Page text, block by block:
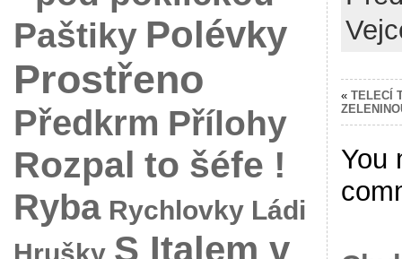
Paštiky Polévky
Prostřeno
Předkrm Přílohy
Rozpal to šéfe !
Ryba Rychlovky Ládi
S Italem v
« TELECÍ
You